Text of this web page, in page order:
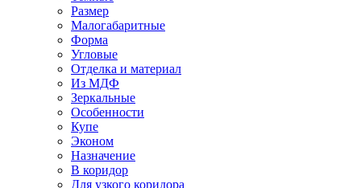
Размер
Малогабаритные
Форма
Угловые
Отделка и материал
Из МДФ
Зеркальные
Особенности
Купе
Эконом
Назначение
В коридор
Для узкого коридора